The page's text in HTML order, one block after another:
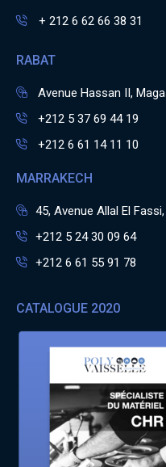
+ 212 6 62 66 38 31
RABAT
Avenue Hassan II,
+212 5 37 69 44 19
+212 6 61 14 11 10
MARRAKECH
45, Avenue Allal El
+212 5 24 30 09 64
+212 6 61 55 91 78
CATALOGUE 2020